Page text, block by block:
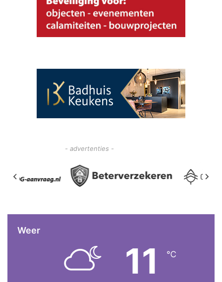
- advertenties -
Weer
11 ℃